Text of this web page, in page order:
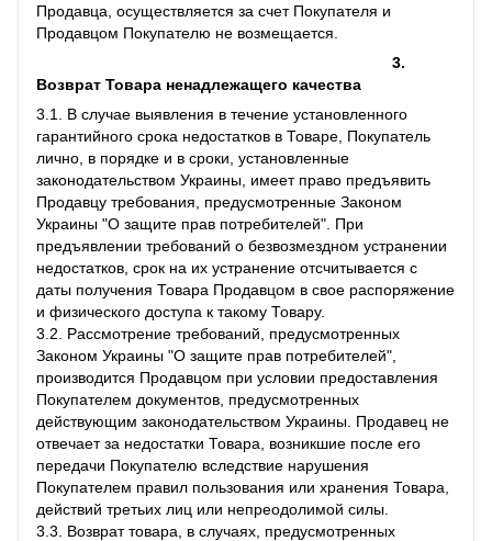
Продавца, осуществляется за счет Покупателя и
Продавцом Покупателю не возмещается.
3.
Возврат Товара ненадлежащего качества
3.1. В случае выявления в течение установленного
гарантийного срока недостатков в Товаре, Покупатель
лично, в порядке и в сроки, установленные
законодательством Украины, имеет право предъявить
Продавцу требования, предусмотренные Законом
Украины "О защите прав потребителей". При
предъявлении требований о безвозмездном устранении
недостатков, срок на их устранение отсчитывается с
даты получения Товара Продавцом в свое распоряжение
и физического доступа к такому Товару.
3.2. Рассмотрение требований, предусмотренных
Законом Украины "О защите прав потребителей",
производится Продавцом при условии предоставления
Покупателем документов, предусмотренных
действующим законодательством Украины. Продавец не
отвечает за недостатки Товара, возникшие после его
передачи Покупателю вследствие нарушения
Покупателем правил пользования или хранения Товара,
действий третьих лиц или непреодолимой силы.
3.3. Возврат товара, в случаях, предусмотренных